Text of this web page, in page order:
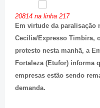
20814 na linha 217
Em virtude da paralisação
Cecília/Expresso Timbira,
protesto nesta manhã, a
Fortaleza (Etufor) informa
empresas estão sendo
demanda.